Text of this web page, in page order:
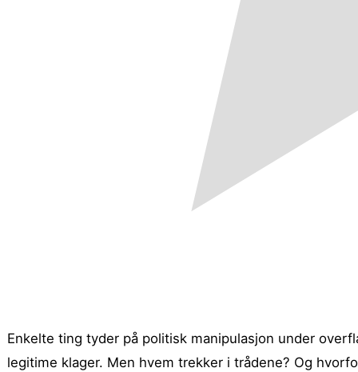
Enkelte ting tyder på politisk manipulasjon under
legitime klager. Men hvem trekker i trådene? Og